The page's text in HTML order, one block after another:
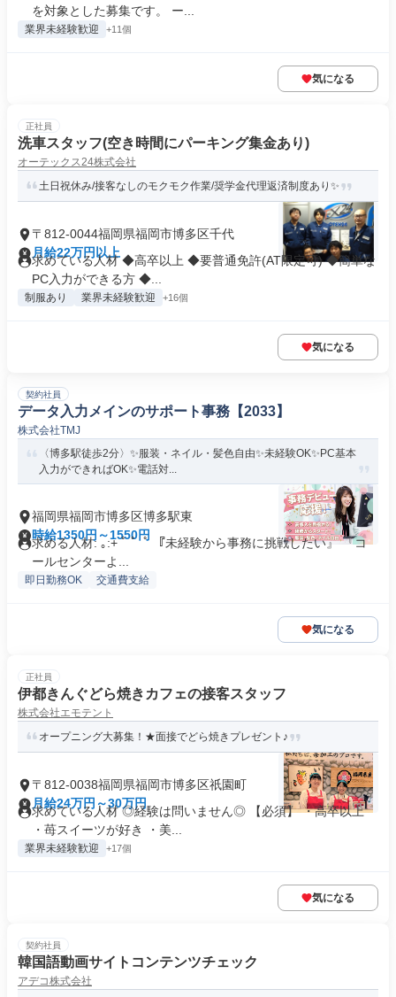
を対象とした募集です。 ー...
業界未経験歓迎 +11個
気になる
正社員
洗車スタッフ(空き時間にパーキング集金あり)
オーテックス24株式会社
土日祝休み/接客なしのモクモク作業/奨学金代理返済制度あり✨
〒812-0044福岡県福岡市博多区千代
月給22万円以上
求めている人材 ◆高卒以上 ◆要普通免許(AT限定可) ◆簡単な
PC入力ができる方 ◆...
制服あり 業界未経験歓迎 +16個
気になる
契約社員
データ入力メインのサポート事務【2033】
株式会社TMJ
〈博多駅徒歩2分〉✨服装・ネイル・髪色自由✨未経験OK✨PC基本
入力ができればOK✨電話対...
福岡県福岡市博多区博多駅東
時給1350円～1550円
求める人材: ｡:+ ﾟ ゜ﾟ 『未経験から事務に挑戦したい』 『コ
ールセンターよ...
即日勤務OK 交通費支給
気になる
正社員
伊都きんぐどら焼きカフェの接客スタッフ
株式会社エモテント
オープニング大募集！★面接でどら焼きプレゼント♪
〒812-0038福岡県福岡市博多区祇園町
月給24万円～30万円
求めている人材 ◎経験は問いません◎ 【必須】 ・高卒以上
・苺スイーツが好き ・美...
業界未経験歓迎 +17個
気になる
契約社員
韓国語動画サイトコンテンツチェック
アデコ株式会社